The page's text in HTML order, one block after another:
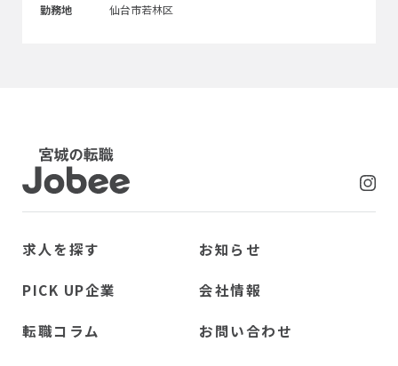
勤務地
仙台市若林区
求人を探す
PICK UP企業
転職コラム
お知らせ
会社情報
お問い合わせ